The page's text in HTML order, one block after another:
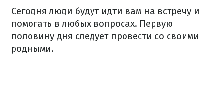
Сегодня люди будут идти вам на встречу и
помогать в любых вопросах. Первую
половину дня следует провести со своими
родными.